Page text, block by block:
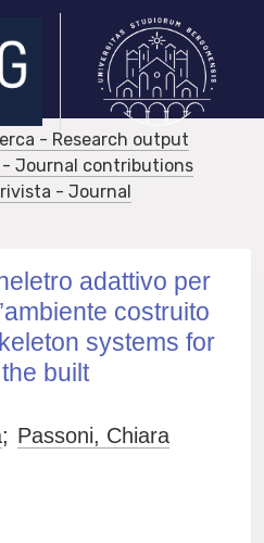
- Research output
- Journal contributions
- Journal
adattivo per
costruito
systems for
built
; Passoni, Chiara